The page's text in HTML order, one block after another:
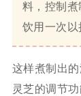
料，控制煮
饮用一次以
这样煮制出
灵芝的调节